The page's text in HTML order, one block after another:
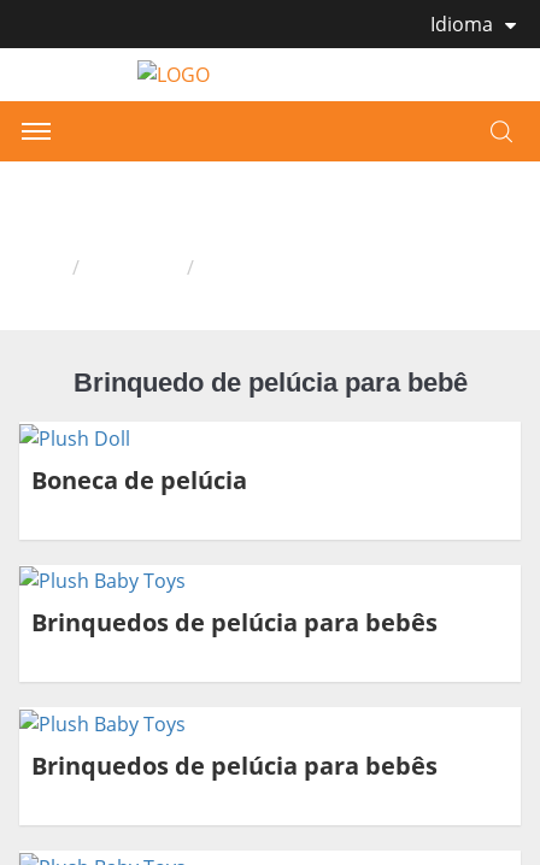
Idioma
Brinquedo de pelúcia para bebê
Boneca de pelúcia
Brinquedos de pelúcia para bebês
Brinquedos de pelúcia para bebês